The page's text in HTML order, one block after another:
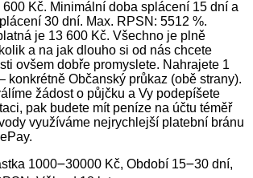
600 Kč. Minimální doba splácení 15 dní a
30 dní. Max. RPSN: 5512 %.
je 13 600 Kč. Všechno je plně
a na jak dlouho si od nás chcete
ovšem dobře promyslete. Nahrajete 1
konkrétně Občanský průkaz (obě strany).
žádost o půjčku a Vy podepíšete
pak budete mít peníze na účtu téměř
využíváme nejrychlejší platební bránu
1000౼30000 Kč, Období 15౼30 dní,